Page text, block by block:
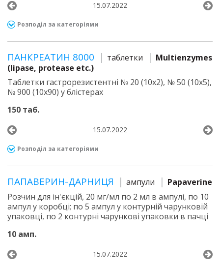
15.07.2022
Розподіл за категоріями
ПАНКРЕАТИН 8000 таблетки
Multienzymes
(lipase, protease etc.)
Таблетки гастрорезистентні № 20 (10х2), № 50 (10х5),
№ 900 (10х90) у блістерах
150 таб.
15.07.2022
Розподіл за категоріями
ПАПАВЕРИН-ДАРНИЦЯ ампули
Papaverine
Розчин для ін'єкцій, 20 мг/мл по 2 мл в ампулі, по 10
ампул у коробці; по 5 ампул у контурній чарунковій
упаковці, по 2 контурні чарункові упаковки в пачці
10 амп.
15.07.2022